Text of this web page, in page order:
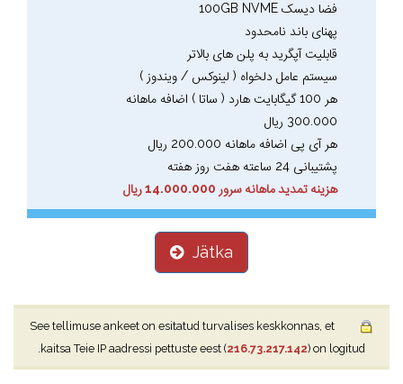
فضا دیسک 100GB NVME
پهنای باند نامحدود
قابلیت آپگرید به پلن های بالاتر
سیستم عامل دلخواه ( لینوکس / ویندوز )
هر 100 گیگابایت هارد ( ساتا ) اضافه ماهانه
300.000 ریال
هر آی پی اضافه ماهانه 200.000 ریال
پشتیبانی 24 ساعته هفت روز هفته
هزینه تمدید ماهانه سرور 14.000.000 ریال
Jätka
See tellimuse ankeet on esitatud turvalises keskkonnas, et
kaitsa Teie IP aadressi pettuste eest (216.73.217.142) on logitud.